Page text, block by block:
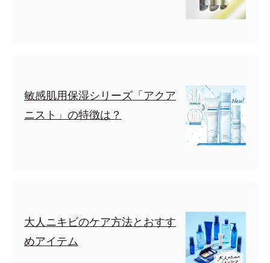
敏感肌用保湿シリーズ「アクア
ニスト」の特徴は？
大人ニキビのケア方法とおすす
めアイテム